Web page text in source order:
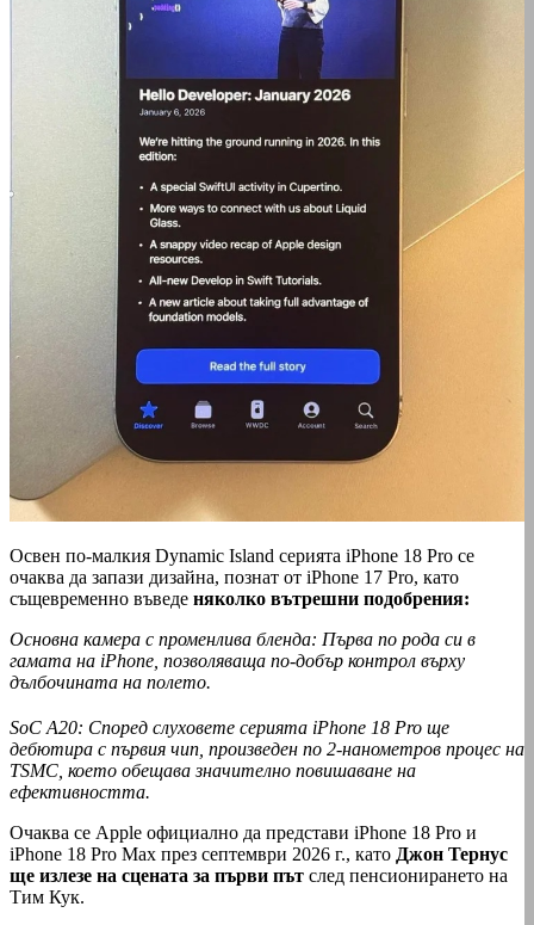
Освен по-малкия Dynamic Island серията iPhone 18 Pro се
очаква да запази дизайна, познат от iPhone 17 Pro, като
същевременно въведе няколко вътрешни подобрения:
Основна камера с променлива бленда: Първа по рода си в
гамата на iPhone, позволяваща по-добър контрол върху
дълбочината на полето.
SoC A20: Според слуховете серията iPhone 18 Pro ще
дебютира с първия чип, произведен по 2-нанометров процес на
TSMC, което обещава значително повишаване на
ефективността.
Очаква се Apple официално да представи iPhone 18 Pro и
iPhone 18 Pro Max през септември 2026 г., като Джон Тернус
ще излезе на сцената за първи път след пенсионирането на
Тим Кук.